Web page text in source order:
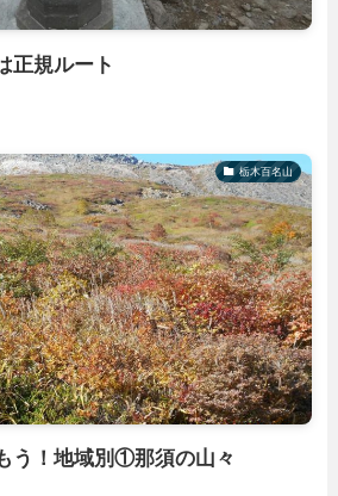
正規ルート
栃木百名山
う！地域別①那須の山々